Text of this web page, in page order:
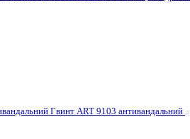
Гвинт ART 9103 антивандальний